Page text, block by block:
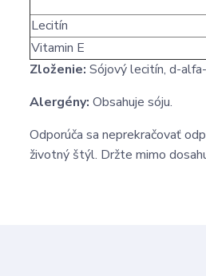
Lecitín
Vitamin E
Zloženie: Sójový lecitín, d-
Alergény: Obsahuje sóju.
Odporúča sa neprekračovať
životný štýl. Držte mimo